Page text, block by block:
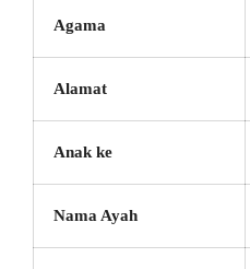
Agama
Alamat
Anak ke
Nama Ayah